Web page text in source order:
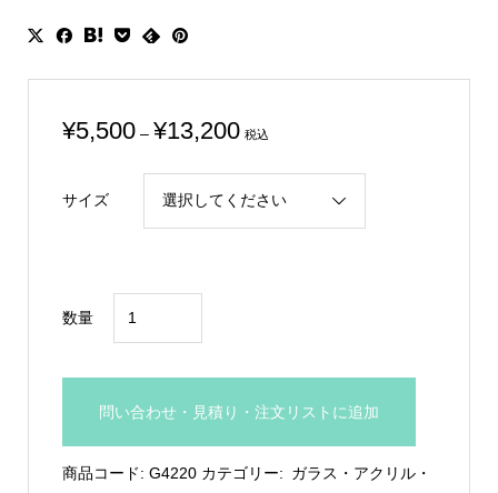
¥5,500 – ¥13,200価
税込
サイズ
数量
女
問い合わせ・見積り・注文リストに追加
商品コード: G4220 カテゴリー: ガラス・アクリル・